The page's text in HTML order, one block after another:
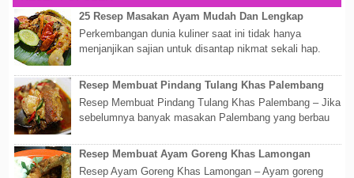
25 Resep Masakan Ayam Mudah Dan Lengkap
Perkembangan dunia kuliner saat ini tidak hanya
menjanjikan sajian untuk disantap nikmat sekali hap.
Resep Membuat Pindang Tulang Khas Palembang
Resep Membuat Pindang Tulang Khas Palembang – Jika
sebelumnya banyak masakan Palembang yang berbau
Resep Membuat Ayam Goreng Khas Lamongan
Resep Ayam Goreng Khas Lamongan – Ayam goreng